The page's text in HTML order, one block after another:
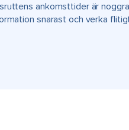
ankomsttider är
snarast och verka